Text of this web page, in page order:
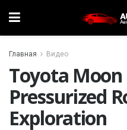
Главная Видео
Toyota Moon
Pressurized
Exploration